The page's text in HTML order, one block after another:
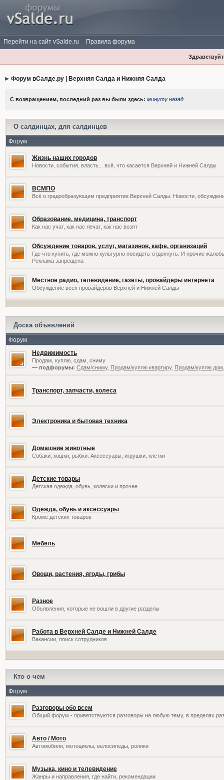
Перейти на сайт vSalde.ru Правила форума
Форум вСалде.ру | Верхняя Салда и Нижняя Салда
С возвращением, последний раз вы были здесь: минуту назад
О салдинцах, для салдинцев
Форум
Жизнь наших городов
Новости, события, власть... всё, что касается Верхней и Нижней Салды
ВСМПО
Всё о градообразующем предприятии Верхней Салды. Новости,
Образование, медицина, транспорт
Как нас учат, как нас лечат, как нас возят
Обсуждение товаров, услуг, магазинов, кафе, организаций
Где что купить, где можно культурно посидеть-отдохнуть. И прочие
Реклама запрещена
Местное радио, телевидение, газеты, провайдеры интернета
Обсуждение всех провайдеров Верхней и Нижней Салды
Доска объявлений
Форум
Недвижимость
Продам, куплю, сдам, сниму
— подфорумы: Сдам/сниму, Продам/куплю квартиру, Продам/куплю
Транспорт, запчасти, колеса
Электроника и бытовая техника
Домашние животные
Собаки, кошки, рыбки. Аксессуары, игрушки, клетки
Детские товары
Детская одежда, обувь, коляски и прочее
Одежда, обувь и аксессуары
Кроме детских товаров
Мебель
Овощи, растения, ягоды, грибы
Разное
Объявления, которые не вошли в другие разделы
Работа в Верхней Салде и Нижней Салде
Вакансии, поиск сотрудников
Кто о чем
Форум
Разговоры обо всем
Общий форум - приветствуются разговоры на любую тему, в пределах
Авто / Мото
Автомобили, мотоциклы, велосипеды, ролики
Музыка, кино и телевидение
Жанры и направления, где найти, рекомендации